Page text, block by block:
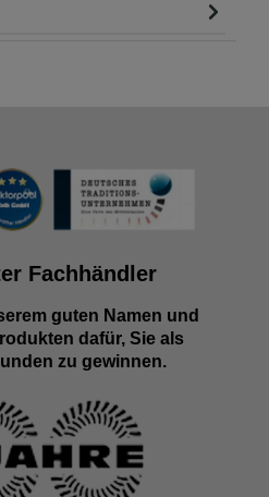
Fachhändler
guten Namen und
dafür, Sie als
zu gewinnen.